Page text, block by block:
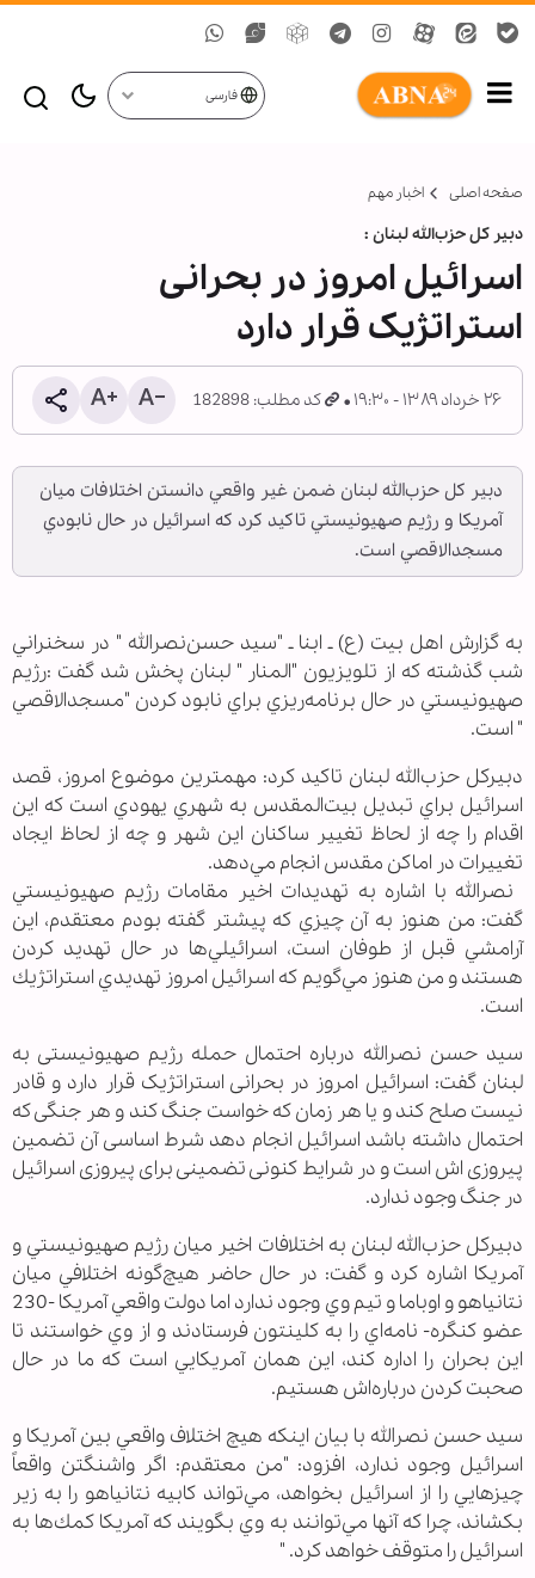
فارسی
صفحه اصلی اخبار مهم
دبير كل حزب‌الله لبنان :
اسرائیل امروز در بحرانی
استراتژیک قرار دارد
۲۶ خرداد ۱۳۸۹ - ۱۹:۳۰ کد مطلب: 182898
دبير كل حزب‌الله لبنان ضمن غير واقعي دانستن اختلافات ميان
آمريكا و رژيم صهيونيستي تاكيد كرد كه اسرائيل در حال نابودي
مسجدالاقصي است.
به گزارش اهل بیت (ع) ـ ابنا ـ "سيد حسن‌نصرالله " در سخنراني
شب گذشته كه از تلويزيون "المنار " لبنان پخش شد گفت :رژيم
صهيونيستي در حال برنامه‌ريزي براي نابود كردن "مسجدالاقصي
" است.
دبيركل حزب‌الله لبنان تاكيد كرد: مهمترين موضوع امروز، قصد
اسرائيل براي تبديل بيت‌المقدس به شهري يهودي است كه اين
اقدام را چه از لحاظ تغيير ساكنان اين شهر و چه از لحاظ ايجاد
تغييرات در اماكن مقدس انجام مي‌دهد.
نصرالله با اشاره به تهديدات اخير مقامات رژيم صهيونيستي
گفت: من هنوز به آن چيزي كه پيشتر گفته بودم معتقدم، اين
آرامشي قبل از طوفان است، اسرائيلي‌ها در حال تهديد كردن
هستند و من هنوز مي‌گويم كه اسرائيل امروز تهديدي استراتژيك
است.
سید حسن نصرالله درباره احتمال حمله رژیم صهیونیستی به
لبنان گفت: اسرائیل امروز در بحرانی استراتژیک قرار دارد و قادر
نیست صلح کند و یا هر زمان که خواست جنگ کند و هر جنگی که
احتمال داشته باشد اسرائیل انجام دهد شرط اساسی آن تضمین
پیروزی اش است و در شرایط کنونی تضمینی برای پیروزی اسرائیل
در جنگ وجود ندارد.
دبيركل حزب‌الله لبنان به اختلافات اخير ميان رژيم صهيونيستي و
آمريكا اشاره كرد و گفت: در حال حاضر هيچ‌گونه اختلافي ميان
نتانياهو و اوباما و تيم وي وجود ندارد اما دولت واقعي آمريكا -230
عضو كنگره- نامه‌اي را به كلينتون فرستادند و از وي خواستند تا
اين بحران را اداره كند، اين همان آمريكايي است كه ما در حال
صحبت كردن درباره‌اش هستيم.
سيد حسن نصرالله با بیان اینکه هيچ اختلاف واقعي بين آمريكا و
اسرائيل وجود ندارد، افزود: "من معتقدم: اگر واشنگتن واقعاً
چيزهايي را از اسرائيل بخواهد، مي‌تواند كابيه نتانياهو را به زير
بكشاند، چرا که آنها مي‌توانند به وي بگويند كه آمريكا كمك‌ها به
اسرائيل را متوقف خواهد كرد. "